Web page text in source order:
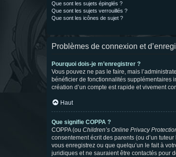
Que sont les sujets épinglés ?
Que sont les sujets verrouillés ?
Que sont les icônes de sujet ?
Problèmes de connexion et
Pourquoi dois-je m’enregistrer ?
Vous pouvez ne pas le faire, mais
bénéficier de fonctionnalités supplémentaires
création d’un compte est rapide et vivement
Haut
Que signifie COPPA ?
COPPA (ou Children’s Online Privacy
consentement écrit des parents (ou d’un
vous enregistrez ou que quelqu’un le fait à
juridiques et ne sauraient être contactés pour